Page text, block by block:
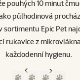
pouhých 10 minut
půlhodinová
sortimentu Epic Pet
rukavice z
každodenní hygienu.
Předchozí strana